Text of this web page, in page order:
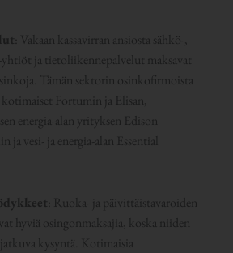
: Vakaan kassavirran ansiosta sähkö-,
yhtiöt ja tietoliikennepalvelut maksavat
Tämän sektorin osinkofirmoista
Fortumin ja Elisan,
energia-alan yrityksen Edison
ja vesi- ja energia-alan Essential
: Ruoka- ja päivittäistavaroiden
hyviä osingonmaksajia, koska niiden
kysyntä. Kotimaisia